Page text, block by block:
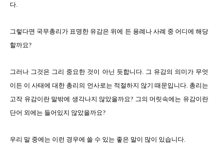
다.
그렇다면 국무총리가 표명한 유감은 위에 든 용례나 사례 중 어디에 해당
할까요?
그러나 그것은 그리 중요한 것이 아닌 듯합니다. 그 유감의 의미가 무엇
이든 이 사태에 대한 총리의 언사로는 적절하지 않기 때문입니다. 총리는
고작 유감이란 말밖에 생각나지 않았을까요? 그의 머릿속에는 유감이란
단어 외에는 들어있지 않았을까요?
우리 말 중에는 이런 경우에 쓸 수 있는 좋은 말이 많이 있습니다.